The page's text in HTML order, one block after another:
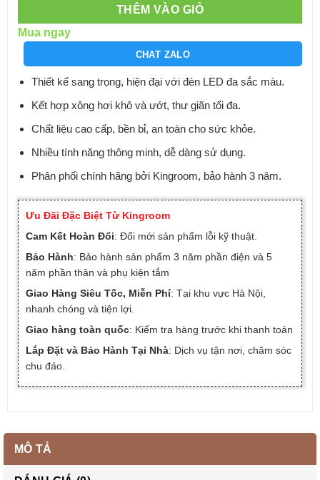
THÊM VÀO GIỎ
Mua ngay
CHAT ZALO
Thiết kế sang trọng, hiện đại với đèn LED đa sắc màu.
Kết hợp xông hơi khô và ướt, thư giãn tối đa.
Chất liệu cao cấp, bền bỉ, an toàn cho sức khỏe.
Nhiều tính năng thông minh, dễ dàng sử dụng.
Phân phối chính hãng bởi Kingroom, bảo hành 3 năm.
Ưu Đãi Đặc Biệt Từ Kingroom
Cam Kết Hoàn Đổi: Đổi mới sản phẩm lỗi kỹ thuật.
Bảo Hành: Bảo hành sản phẩm 3 năm phần điện và 5
năm phần thân và phụ kiện tắm
Giao Hàng Siêu Tốc, Miễn Phí: Tại khu vực Hà Nội,
nhanh chóng và tiện lợi.
Giao hàng toàn quốc: Kiểm tra hàng trước khi thanh toán
Lắp Đặt và Bảo Hành Tại Nhà: Dịch vụ tận nơi, chăm sóc
chu đáo.
MÔ TẢ